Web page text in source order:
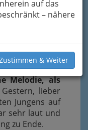
auf das
– nähere
& Weiter
ist, macht
gestern einen
für den
und
mir gekehrt;
Melodie, als
lieber
Jungens auf
sehr laut und
zu Ende.